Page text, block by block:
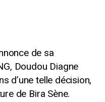
de sa
Doudou Diagne
d’une telle décision,
de Bira Sène.